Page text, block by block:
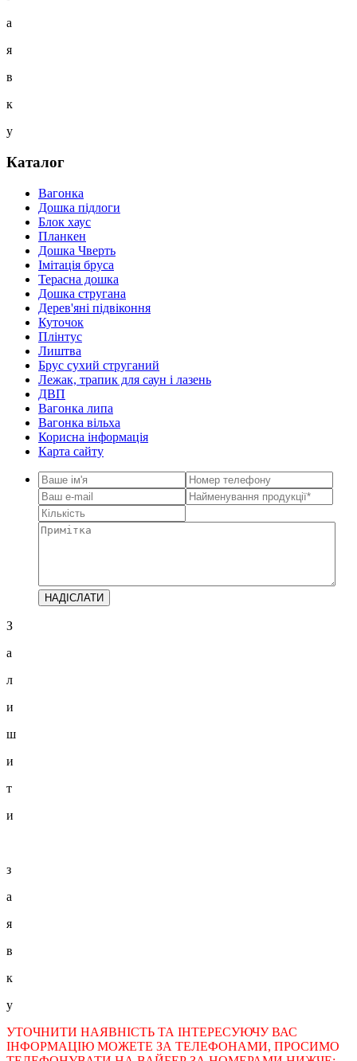
а
я
в
к
у
Каталог
Вагонка
Дошка підлоги
Блок хаус
Планкен
Дошка Чверть
Iмітація бруса
Терасна дошка
Дошка стругана
Дерев'яні підвіконня
Куточок
Плінтус
Лиштва
Брус сухий струганий
Лежак, трапик для саун і лазень
ДВП
Вагонка липа
Вагонка вільха
Корисна інформація
Карта сайту
З
а
л
и
ш
и
т
и
з
а
я
в
к
у
УТОЧНИТИ НАЯВНІСТЬ ТА ІНТЕРЕСУЮЧУ ВАС
ІНФОРМАЦІЮ МОЖЕТЕ ЗА ТЕЛЕФОНАМИ, ПРОСИМО